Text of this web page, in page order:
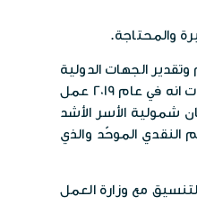
والمحتاجة.
الجهات الدولية
والإقليـمية العاملة في مجال مكافحة الفقر والتخفيف عن الأسر المحــتاجة، والذين لم يتوانوا يومًا عن تقديم الدعم المعنوي والمادي للصندوق , ووضحت شنـيكات انه في عام 2019 عمل
المعونة وذلك لضمان شمولية الأسر الأشد
النقدي الموحّد والذي
مع وزارة العمل